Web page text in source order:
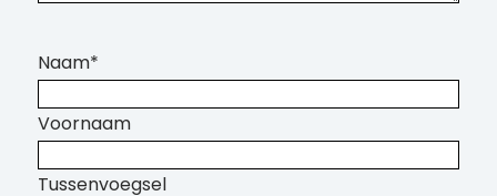
Naam*
Voornaam
Tussenvoegsel